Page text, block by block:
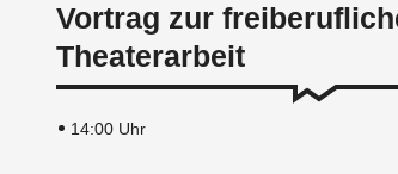
Vortrag zur
Theaterarbeit
14:00 Uhr